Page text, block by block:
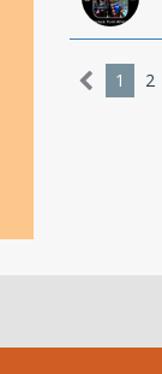
1 2